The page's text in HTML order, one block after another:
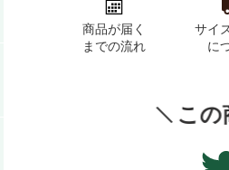
商品が届く
までの流れ
サイ
に
この